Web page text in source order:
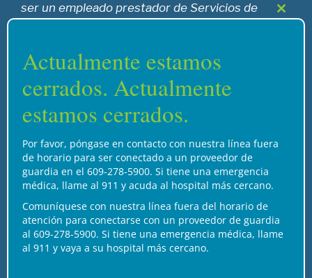
ser un empleado prestador de Servicios de
Reconocimiento
Inicio Servicios
Carrera profesional
Apoyo
Contáctenos
Cierre
Actualmente estamos
cerrados. Actualmente
estamos cerrados.
Por favor, póngase en contacto con nuestra línea fuera
de horario para ser conectado a un proveedor de
guardia en el 609-278-5900. Si tiene una emergencia
médica, llame al 911 y acuda al hospital más cercano.
Comuníquese con nuestra línea fuera del horario de
atención para conectarse con un proveedor de guardia
al 609-278-5900. Si tiene una emergencia médica, llame
al 911 y vaya a su hospital más cercano.